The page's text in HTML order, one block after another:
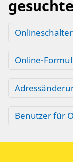
Onlineschalter
Online-
Benutzer für